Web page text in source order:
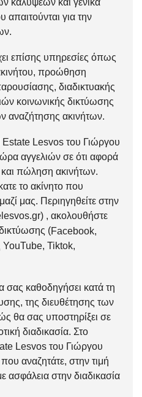
καλύψεων και γενικά
για την
επίσης υπηρεσίες όπως
προώθηση
διαδικτυακής
κοινωνικής δικτύωσης
αναζήτησης ακινήτων.
Estate Lesvos του Γιώργου
αγγελιών σε ότι αφορά
πώληση ακινήτων.
το ακίνητο που
μας. Περιηγηθείτε στην
) , ακολουθήστε
(Facebook,
YouTube, Tiktok,
σας καθοδηγήσει κατά τη
της διευθέτησης των
θα σας υποστηρίξει σε
διαδικασία. Στο
Lesvos του Γιώργου
αναζητάτε, στην τιμή
ασφάλεια στην διαδικασία